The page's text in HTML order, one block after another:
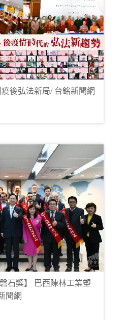
後弘法新局/ 台銘新聞網
石獎】 巴西陳林工業塑
聞網